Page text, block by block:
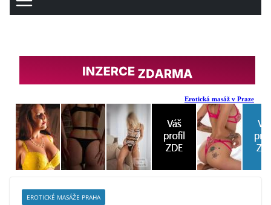
EROTICKÉ MASÁŽE PRAHA